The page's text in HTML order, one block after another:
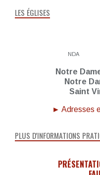
LES ÉGLISES
NDA
Notre
Notre
Saint
► Adresses
PLUS D'INFORMATIONS